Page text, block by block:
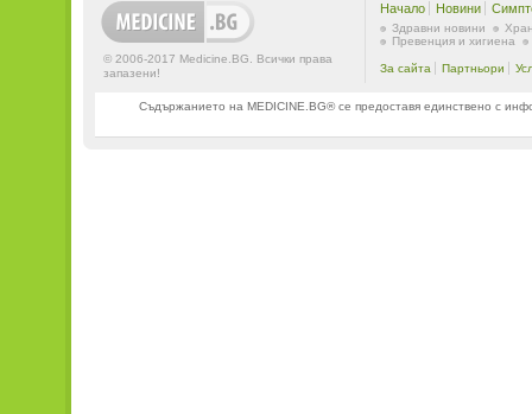
© 2006-2017 Medicine.BG. Всички права
запазени!
Начало Новини
Здравни новини
Превенция и хигиена
За сайта Партньори
Съдържанието на MEDICINE.BG® се предоставя единствено с